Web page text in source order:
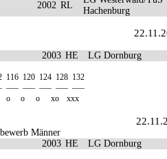
2002 RL
Hachenburg
2003 HE LG Dornburg
116 120 124 128 132
—– —– —– —– —–
o o o xo xxx
Männer
2003 HE LG Dornburg